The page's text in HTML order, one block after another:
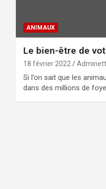
ANIMAUX
Le bien-être de
18 février 2022
Si l’on sait que les
dans des millions de